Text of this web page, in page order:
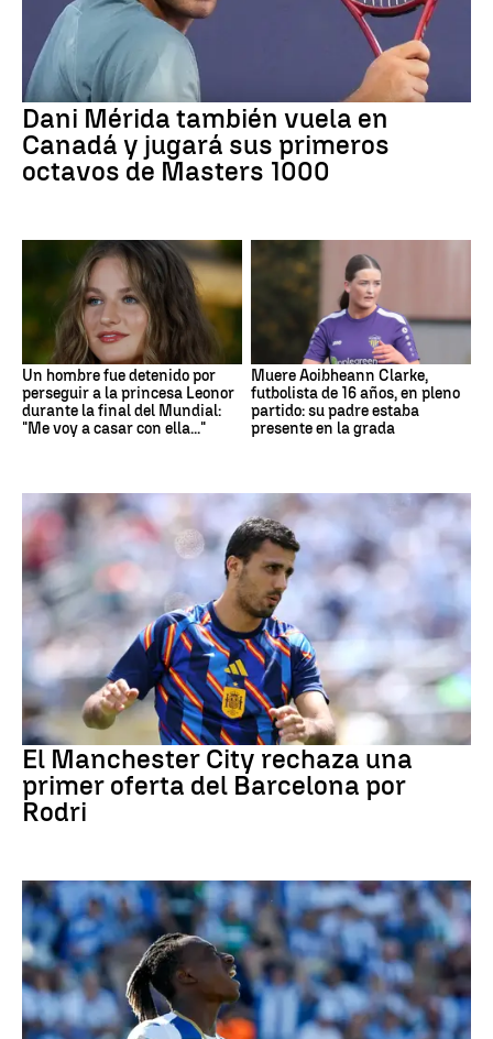
Dani Mérida también vuela en
Canadá y jugará sus primeros
octavos de Masters 1000
Un hombre fue detenido por
perseguir a la princesa Leonor
durante la final del Mundial:
"Me voy a casar con ella..."
Muere Aoibheann Clarke,
futbolista de 16 años, en pleno
partido: su padre estaba
presente en la grada
Fútbol
El Manchester City rechaza una
primer oferta del Barcelona por
Rodri